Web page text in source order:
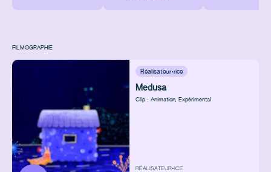
FILMOGRAPHIE
Réalisateur·rice
Medusa
Clip : Animation, Expérimental
RÉALISATEUR•ICE